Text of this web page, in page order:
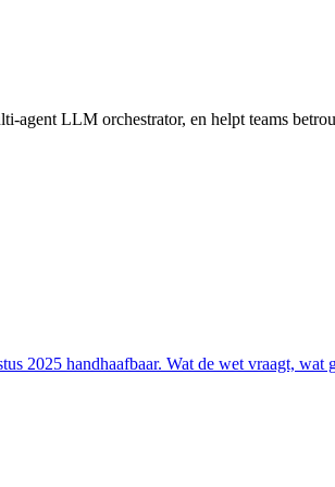
LLM orchestrator, en helpt teams
2025 handhaafbaar. Wat de wet vraagt, wat